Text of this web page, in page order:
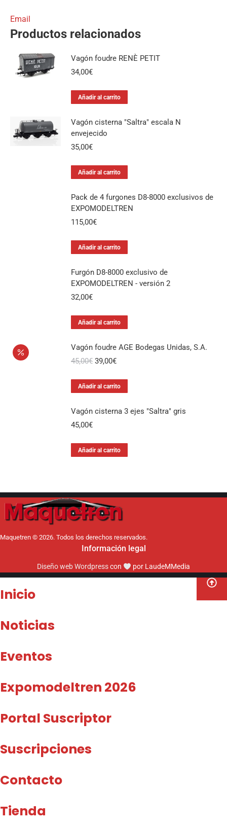
Email
Productos relacionados
Vagón foudre RENÈ PETIT
34,00€
Añadir al carrito
Vagón cisterna "Saltra" escala N
envejecido
35,00€
Añadir al carrito
Pack de 4 furgones D8-8000 exclusivos de
EXPOMODELTREN
115,00€
Añadir al carrito
Furgón D8-8000 exclusivo de
EXPOMODELTREN - versión 2
32,00€
Añadir al carrito
Vagón foudre AGE Bodegas Unidas, S.A.
45,00€ El
original
era:
39,00€El
actual
es:
Añadir al carrito
Vagón cisterna 3 ejes "Saltra" gris
45,00€
Añadir al carrito
Maquetren © 2026. Todos los derechos reservados.
Información legal
Diseño web Wordpresscon por LaudeMMedia
Inicio
Noticias
Eventos
Expomodeltren 2026
Portal Suscriptor
Suscripciones
Contacto
Tienda